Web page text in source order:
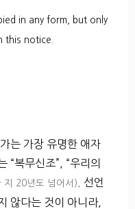
in any form, but only
this notice.
는 가장 유명한 애자
“복무신조”, “우리의
지 20년도 넘어서)
. 선언
않다는 것이 아니라,